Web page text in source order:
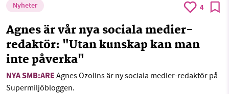
Nyheter 4
Agnes är vår nya sociala medier-
redaktör: "Utan kunskap kan man
inte påverka"
NYA SMB:ARE Agnes Ozolins är ny sociala medier-redaktör på
Supermiljöbloggen.